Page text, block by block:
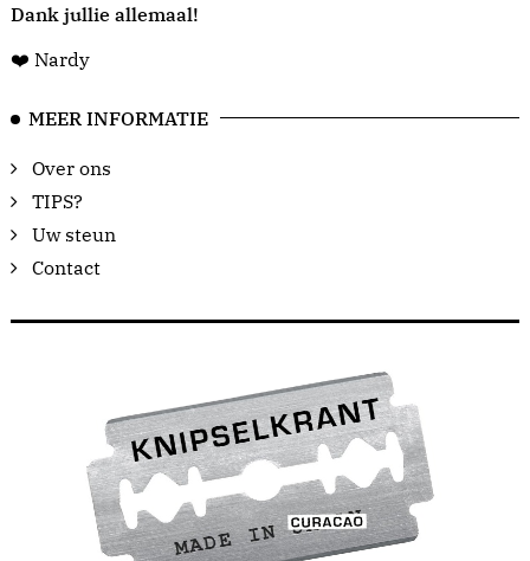
Dank jullie allemaal!
❤️ Nardy
MEER INFORMATIE
Over ons
TIPS?
Uw steun
Contact